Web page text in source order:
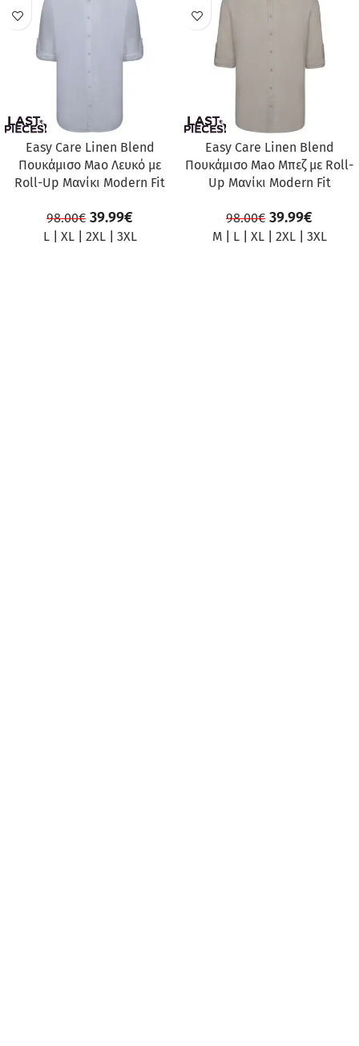
ΠΡΟΣΦΟΡΆ
Easy Care Linen Blend
Πουκάμισο Mao Λευκό με
Roll-Up Μανίκι Modern Fit
98.00€ 39.99€
L| XL| 2XL| 3XL
ΠΡΟΣΦΟΡΆ
Easy Care Linen Blend
Πουκάμισο Mao Μπεζ με Roll-
Up Μανίκι Modern Fit
98.00€ 39.99€
M| L| XL| 2XL| 3XL